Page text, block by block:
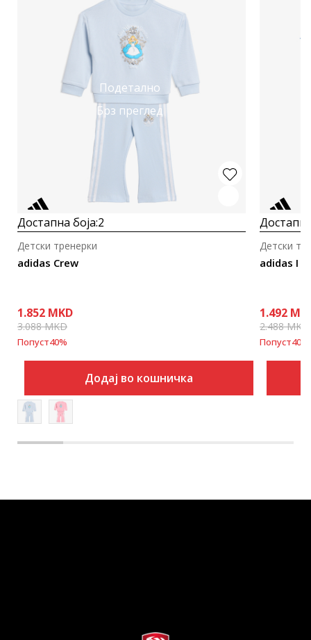
Подетално
Брз преглед
Достапна боја:2
adidas Crew
Детски тренерки
1.852 MKD
3.088MKD
Попуст40%
Додај во кошничка
adidas I
Детски
1.492
2.488MKD
Попуст40